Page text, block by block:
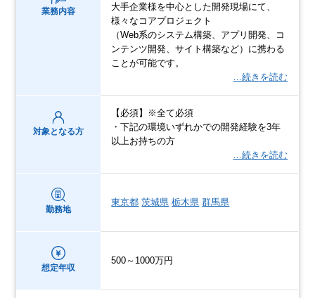
業務内容
大手企業様を中心とした開発現場にて、
様々なコアプロジェクト
（Web系のシステム構築、アプリ開発、コ
ンテンツ開発、サイト構築など）に携わる
ことが可能です。
…続きを読む
対象となる方
【必須】※全て必須
・下記の環境いずれかでの開発経験を3年
以上お持ちの方
…続きを読む
勤務地
東京都 茨城県 栃木県 群馬県
想定年収
500～1000万円